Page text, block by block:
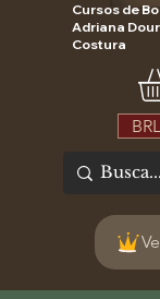
Cursos de
Adriana
Costura